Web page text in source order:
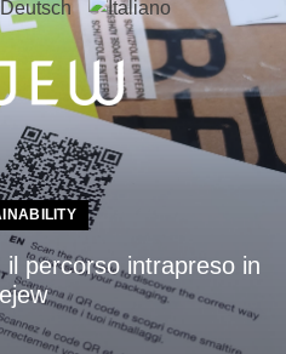
percorso intrapreso in